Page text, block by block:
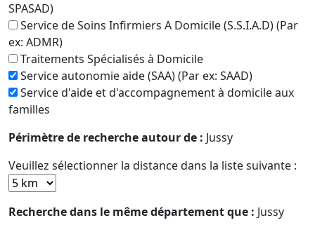
SPASAD)
Service de Soins Infirmiers A Domicile (S.S.I.A.D) (Par
ex: ADMR)
Traitements Spécialisés à Domicile
Service autonomie aide (SAA) (Par ex: SAAD)
Service d'aide et d'accompagnement à domicile aux
familles
Périmètre de recherche autour de : Jussy
Veuillez sélectionner la distance dans la liste suivante :
Recherche dans le même département que : Jussy